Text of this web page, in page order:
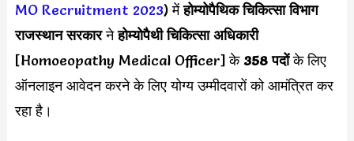
MO Recruitment 2023) मेंहोम्योपैथिक चिकित्सा विभाग
राजस्थान सरकारनेहोम्योपैथी चिकित्सा अधिकारी
[Homoeopathy Medical Officer] के 358 पदोंके लिए
ऑनलाइन आवेदन करने के लिए योग्य उम्मीदवारों को आमंत्रित कर
रहा है।